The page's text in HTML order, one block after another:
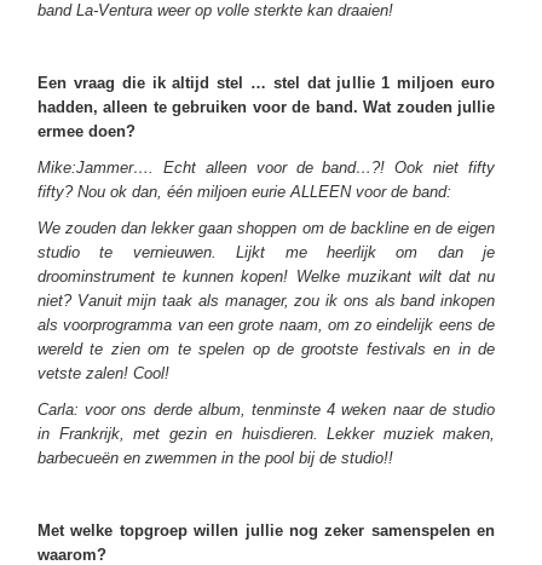
band La-Ventura weer op volle sterkte kan draaien!
Een vraag die ik altijd stel … stel dat jullie 1 miljoen euro
hadden, alleen te gebruiken voor de band. Wat zouden jullie
ermee doen?
Mike:Jammer…. Echt alleen voor de band…?! Ook niet fifty
fifty? Nou ok dan, één miljoen eurie ALLEEN voor de band:
We zouden dan lekker gaan shoppen om de backline en de eigen
studio te vernieuwen. Lijkt me heerlijk om dan je
droominstrument te kunnen kopen! Welke muzikant wilt dat nu
niet? Vanuit mijn taak als manager, zou ik ons als band inkopen
als voorprogramma van een grote naam, om zo eindelijk eens de
wereld te zien om te spelen op de grootste festivals en in de
vetste zalen! Cool!
Carla: voor ons derde album, tenminste 4 weken naar de studio
in Frankrijk, met gezin en huisdieren. Lekker muziek maken,
barbecueën en zwemmen in the pool bij de studio!!
Met welke topgroep willen jullie nog zeker samenspelen en
waarom?